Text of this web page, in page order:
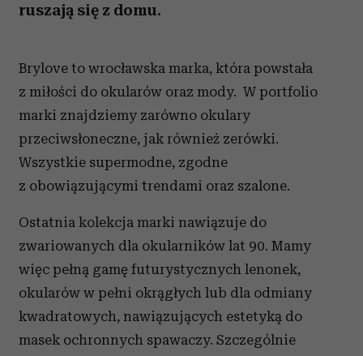
ruszają się z domu.
Brylove to wrocławska marka, która powstała
z miłości do okularów oraz mody. W portfolio
marki znajdziemy zarówno okulary
przeciwsłoneczne, jak również zerówki.
Wszystkie supermodne, zgodne
z obowiązującymi trendami oraz szalone.
Ostatnia kolekcja marki nawiązuje do
zwariowanych dla okularników lat 90. Mamy
więc pełną gamę futurystycznych lenonek,
okularów w pełni okrągłych lub dla odmiany
kwadratowych, nawiązujących estetyką do
masek ochronnych spawaczy. Szczególnie